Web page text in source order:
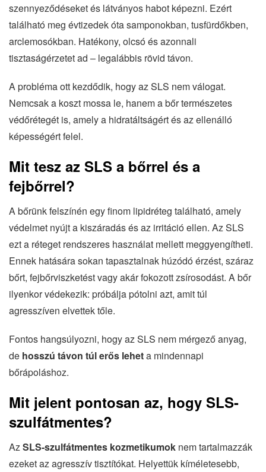
szennyeződéseket és látványos habot képezni. Ezért
található meg évtizedek óta samponokban, tusfürdőkben,
arclemosókban. Hatékony, olcsó és azonnali
tisztaságérzetet ad – legalábbis rövid távon.
A probléma ott kezdődik, hogy az SLS nem válogat.
Nemcsak a koszt mossa le, hanem a bőr természetes
védőrétegét is, amely a hidratáltságért és az ellenálló
képességért felel.
Mit tesz az SLS a bőrrel és a
fejbőrrel?
A bőrünk felszínén egy finom lipidréteg található, amely
védelmet nyújt a kiszáradás és az irritáció ellen. Az SLS
ezt a réteget rendszeres használat mellett meggyengítheti.
Ennek hatására sokan tapasztalnak húzódó érzést, száraz
bőrt, fejbőrviszketést vagy akár fokozott zsírosodást. A bőr
ilyenkor védekezik: próbálja pótolni azt, amit túl
agresszíven elvettek tőle.
Fontos hangsúlyozni, hogy az SLS nem mérgező anyag,
de hosszú távon túl erős leheta mindennapi
bőrápoláshoz.
Mit jelent pontosan az, hogy SLS-
szulfátmentes?
AzSLS-szulfátmentes kozmetikumok nem tartalmazzák
ezeket az agresszív tisztítókat. Helyettük kíméletesebb,